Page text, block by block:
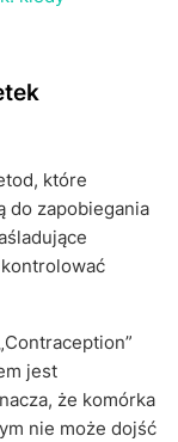
które
do zapobiegania
jest
że komórka
nie może dojść